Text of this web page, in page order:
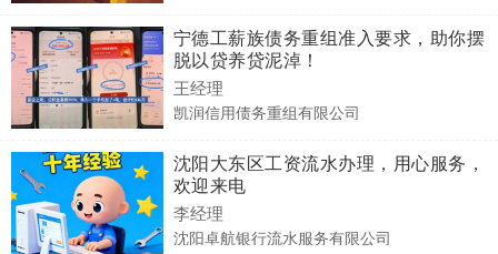
宁德工薪族债务重组准入要求，助你摆
脱以贷养贷泥淖！
王经理
凯润信用债务重组有限公司
沈阳大东区工资流水办理，用心服务，
欢迎来电
李经理
沈阳卓航银行流水服务有限公司